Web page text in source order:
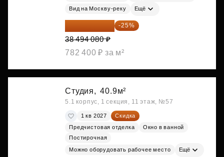
Вид на Москву-реку Ещё
28 870 560 ₽ -25%
38 494 080 ₽
782 400 ₽ за м²
Студия, 40.9м²
5.1 корпус, 1 секция, 11 этаж, №57
1 кв 2027
Скидка
Предчистовая отделка
Окно в ванной
Постирочная
Можно оборудовать рабочее место Ещё